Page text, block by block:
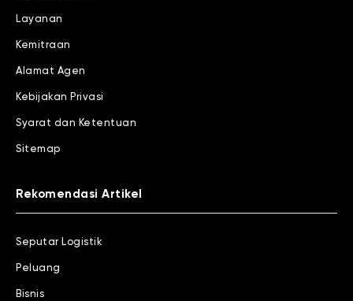
Layanan
Kemitraan
Alamat Agen
Kebijakan Privasi
Syarat dan Ketentuan
Sitemap
Rekomendasi Artikel
Seputar Logistik
Peluang
Bisnis